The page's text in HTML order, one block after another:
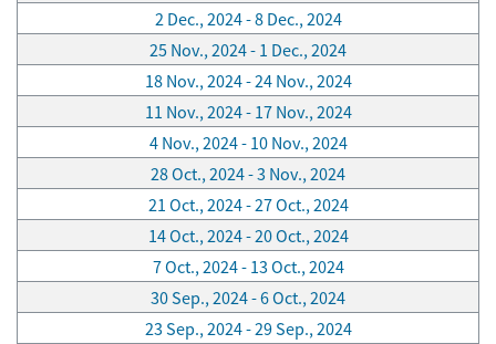
2 Dec., 2024 - 8 Dec., 2024
25 Nov., 2024 - 1 Dec., 2024
18 Nov., 2024 - 24 Nov., 2024
11 Nov., 2024 - 17 Nov., 2024
4 Nov., 2024 - 10 Nov., 2024
28 Oct., 2024 - 3 Nov., 2024
21 Oct., 2024 - 27 Oct., 2024
14 Oct., 2024 - 20 Oct., 2024
7 Oct., 2024 - 13 Oct., 2024
30 Sep., 2024 - 6 Oct., 2024
23 Sep., 2024 - 29 Sep., 2024